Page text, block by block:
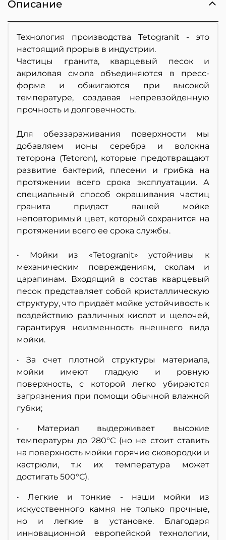
Описание
Технология производства Tetogranit - это
настоящий прорыв в индустрии.
Частицы гранита, кварцевый песок и
акриловая смола объединяются в пресс-
форме и обжигаются при высокой
температуре, создавая непревзойденную
прочность и долговечность.
Для обеззараживания поверхности мы
добавляем ионы серебра и волокна
теторона (Tetoron), которые предотвращают
развитие бактерий, плесени и грибка на
протяжении всего срока эксплуатации. А
специальный способ окрашивания частиц
гранита придаст вашей мойке
неповторимый цвет, который сохранится на
протяжении всего ее срока службы.
• Мойки из «Tetogranit» устойчивы к
механическим повреждениям, сколам и
царапинам. Входящий в состав кварцевый
песок представляет собой кристаллическую
структуру, что придаёт мойке устойчивость к
воздействию различных кислот и щелочей,
гарантируя неизменность внешнего вида
мойки.
• За счет плотной структуры материала,
мойки имеют гладкую и ровную
поверхность, с которой легко убираются
загрязнения при помощи обычной влажной
губки;
• Материал выдерживает высокие
температуры до 280°С (но не стоит ставить
на поверхность мойки горячие сковородки и
кастрюли, т.к их температура может
достигать 500°С).
• Легкие и тонкие - наши мойки из
искусственного камня не только прочные,
но и легкие в установке. Благодаря
инновационной европейской технологии,